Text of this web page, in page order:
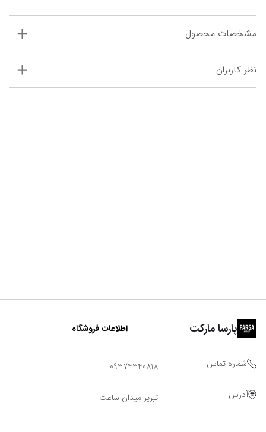
مشخصات محصول
نظر کاربران
پارسا مارکت اطلاعات فروشگاه
شماره تماس 09374340818
آدرس تبریز میدان ساعت